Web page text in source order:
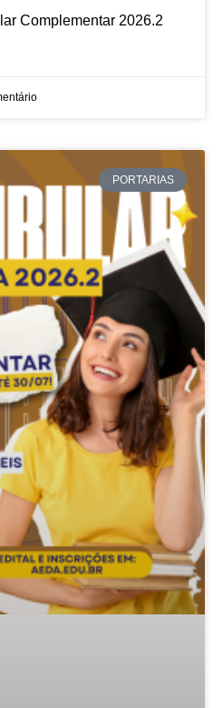
Complementar 2026.2
PORTARIAS